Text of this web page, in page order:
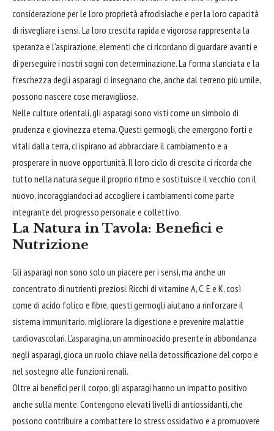
considerazione per le loro proprietà afrodisiache e per la loro capacità
di risvegliare i sensi. La loro crescita rapida e vigorosa rappresenta la
speranza e l’aspirazione, elementi che ci ricordano di guardare avanti e
di perseguire i nostri sogni con determinazione. La forma slanciata e la
freschezza degli asparagi ci insegnano che, anche dal terreno più umile,
possono nascere cose meravigliose.
Nelle culture orientali, gli asparagi sono visti come un simbolo di
prudenza e giovinezza eterna. Questi germogli, che emergono forti e
vitali dalla terra, ci ispirano ad abbracciare il cambiamento e a
prosperare in nuove opportunità. Il loro ciclo di crescita ci ricorda che
tutto nella natura segue il proprio ritmo e sostituisce il vecchio con il
nuovo, incoraggiandoci ad accogliere i cambiamenti come parte
integrante del progresso personale e collettivo.
La Natura in Tavola: Benefici e
Nutrizione
Gli asparagi non sono solo un piacere per i sensi, ma anche un
concentrato di nutrienti preziosi. Ricchi di vitamine A, C, E e K, così
come di acido folico e fibre, questi germogli aiutano a rinforzare il
sistema immunitario, migliorare la digestione e prevenire malattie
cardiovascolari. L’asparagina, un amminoacido presente in abbondanza
negli asparagi, gioca un ruolo chiave nella detossificazione del corpo e
nel sostegno alle funzioni renali.
Oltre ai benefici per il corpo, gli asparagi hanno un impatto positivo
anche sulla mente. Contengono elevati livelli di antiossidanti, che
possono contribuire a combattere lo stress ossidativo e a promuovere